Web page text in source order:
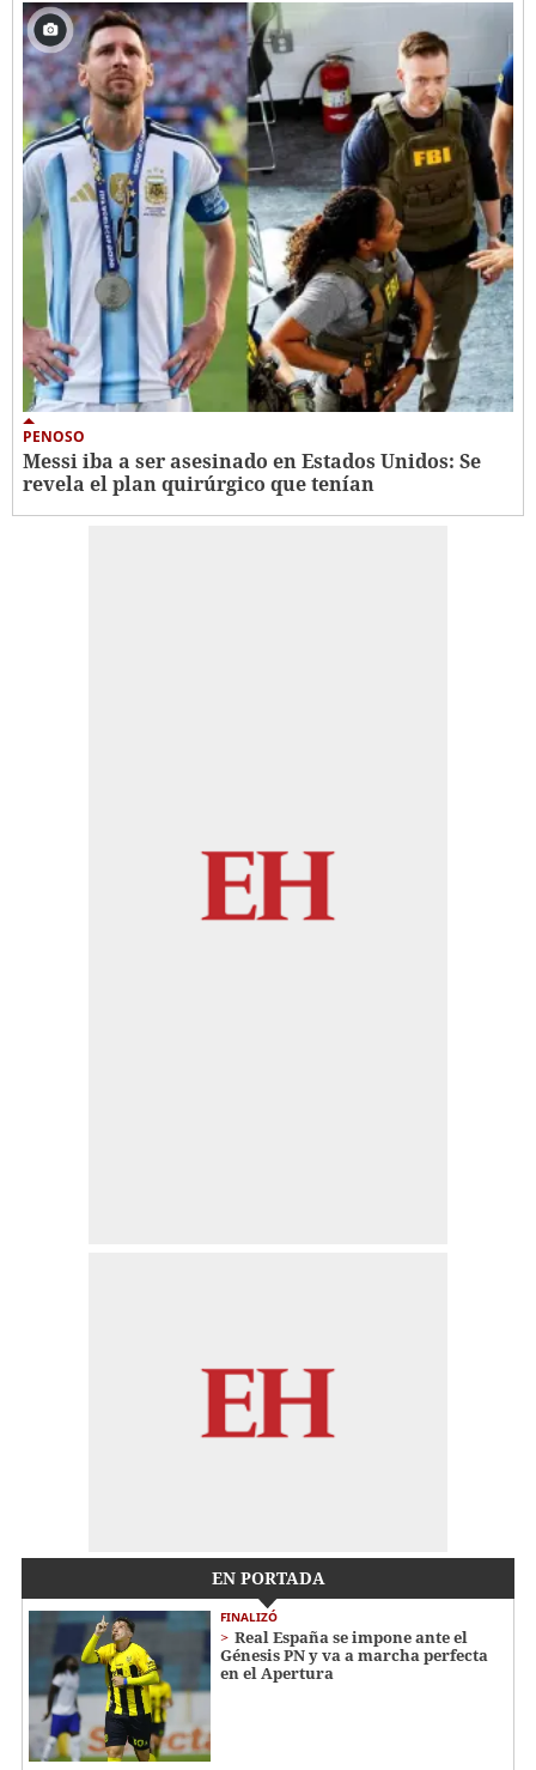
PENOSO
Messi iba a ser asesinado en Estados Unidos: Se
revela el plan quirúrgico que tenían
EN PORTADA
FINALIZÓ
Real España se impone ante el
Génesis PN y va a marcha perfecta
en el Apertura